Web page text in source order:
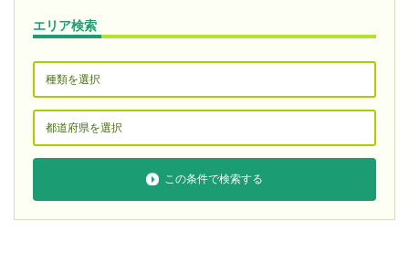
エリア検索
この条件で検索する